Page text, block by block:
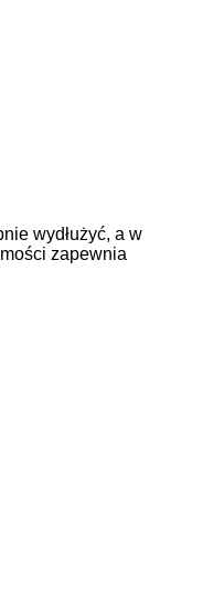
wydłużyć, a w
zapewnia